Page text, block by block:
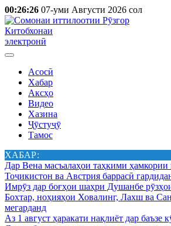
00:26:26 07-уми Августи 2026 сол
Китобхонаи
электронӣ
Асосӣ
Хабар
Аксҳо
Видео
Хазина
Ҷӯстуҷӯ
Тамос
ХАБАР:
Дар Вена масъалаҳои таҳкими
Тоҷикистон ва Австрия баррасӣ
Имрӯз дар боғҳои шаҳри Душанбе
Бохтар, ноҳияҳои Ховалинг, Лахш ва
мегарданд
Аз 1 август ҳаракати нақлиёт дар баъзе